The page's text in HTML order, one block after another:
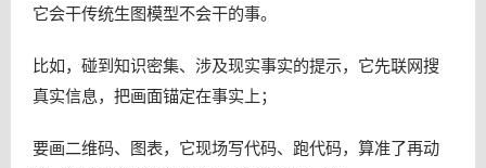
它会干传统生图模型不会干的事。
比如，碰到知识密集、涉及现实事实的提示，它先联网搜
真实信息，把画面锚定在事实上；
要画二维码、图表，它现场写代码、跑代码，算准了再动